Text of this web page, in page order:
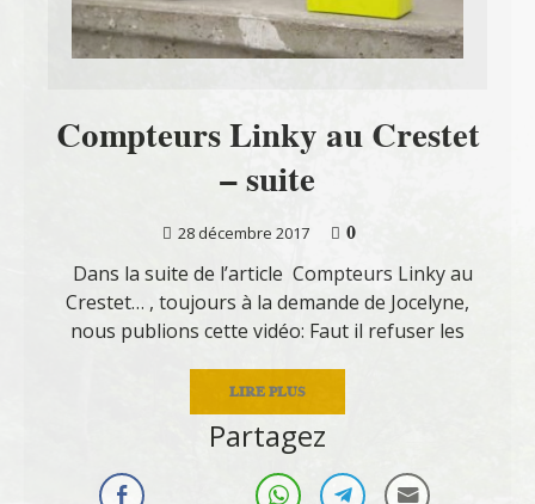
Compteurs Linky au Crestet
– suite
28 décembre 2017
0
Dans la suite de l’article Compteurs Linky au
Crestet… , toujours à la demande de Jocelyne,
nous publions cette vidéo: Faut il refuser les
LIRE PLUS
Partagez